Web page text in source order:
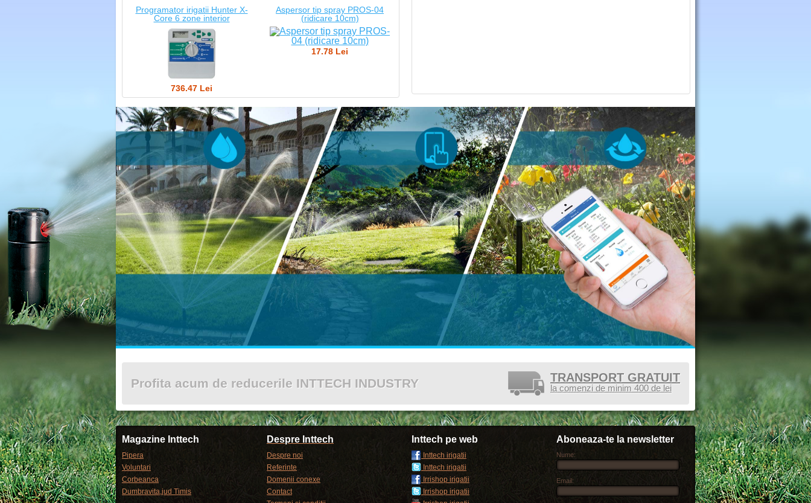
Programator irigatii Hunter X-
Core 6 zone interior
736.47 Lei
Aspersor tip spray PROS-04
(ridicare 10cm)
17.78 Lei
Profita acum de reducerile INTTECH INDUSTRY TRANSPORT GRATUIT
la comenzi de minim 400 de lei
Magazine Inttech
Pipera
Voluntari
Corbeanca
Dumbravita,jud Timis
Despre Inttech
Despre noi
Referinte
Domenii conexe
Contact
Inttech pe web
Inttech irigatii
Inttech irigatii
Irrishop irigatii
Irrishop irigatii
Aboneaza-te la newsletter
Nume:
Email: